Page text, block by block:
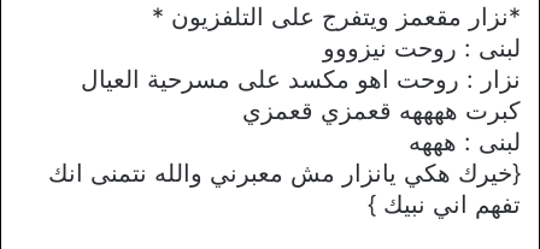
*نزار مقعمز ويتفرج على التلفزيون *
لبنى : روحت نيزووو
نزار : روحت اهو مكسد على مسرحية العيال
كبرت ههههه قعمزي قعمزي
لبنى : هههه
{خيرك هكي يانزار مش معبرني والله نتمنى انك
تفهم اني نبيك }